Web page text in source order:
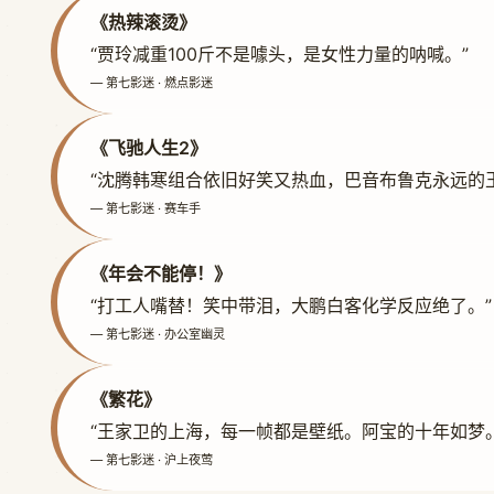
《热辣滚烫》
“贾玲减重100斤不是噱头，是女性力量的呐喊。”
— 第七影迷 · 燃点影迷
《飞驰人生2》
“沈腾韩寒组合依旧好笑又热血，巴音布鲁克永远的
— 第七影迷 · 赛车手
《年会不能停！》
“打工人嘴替！笑中带泪，大鹏白客化学反应绝了。”
— 第七影迷 · 办公室幽灵
《繁花》
“王家卫的上海，每一帧都是壁纸。阿宝的十年如梦
— 第七影迷 · 沪上夜莺